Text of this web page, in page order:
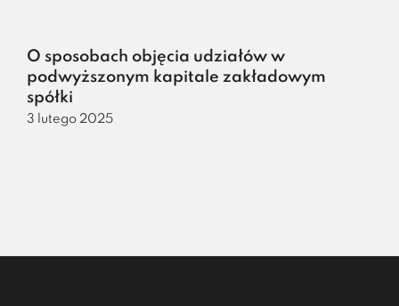
O sposobach objęcia udziałów w
podwyższonym kapitale zakładowym
spółki
3 lutego 2025